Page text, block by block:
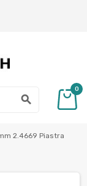
search
0
2.4669 Piastra